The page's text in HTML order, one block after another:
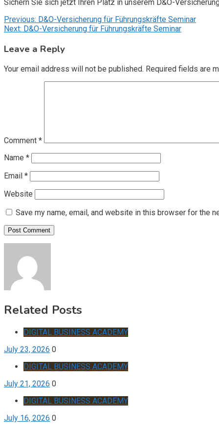
Sichern Sie sich jetzt Ihren Platz in unserem D&O-
Post
navigation
Previous: D&O-Versicherung für Führungskräfte Seminar
Next: D&O-Versicherung für Führungskräfte Seminar
Leave a Reply
Your email address will not be published. Required fields are
Comment *
Name *
Email *
Website
Save my name, email, and website in this browser for the
Related Posts
DIGITAL BUSINESS ACADEMY
July 23, 2026 0
DIGITAL BUSINESS ACADEMY
July 21, 2026 0
DIGITAL BUSINESS ACADEMY
July 16, 2026 0